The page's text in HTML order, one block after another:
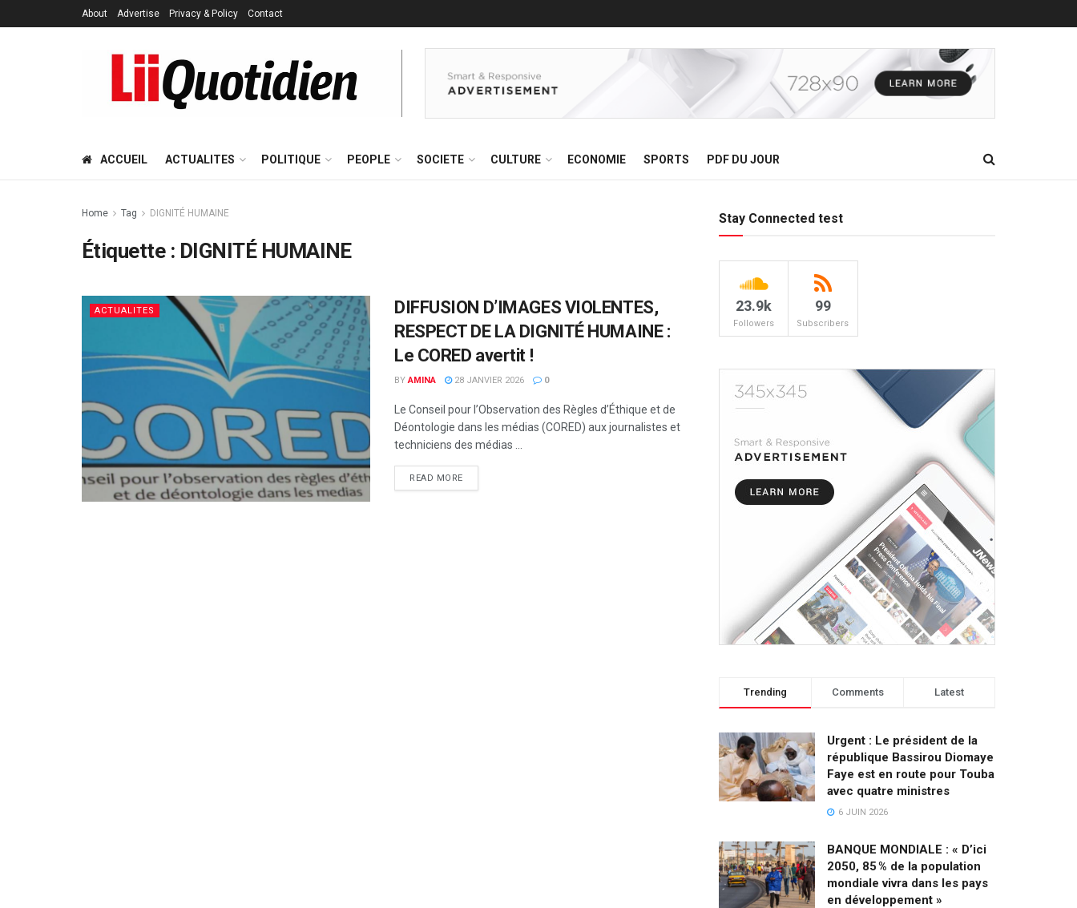
About Advertise Privacy & Policy Contact
ACCUEIL ACTUALITES POLITIQUE PEOPLE SOCIETE CULTURE ECONOMIE SPORTS PDF DU JOUR
Home Tag DIGNITÉ HUMAINE
Étiquette : DIGNITÉ HUMAINE
ACTUALITES
DIFFUSION D’IMAGES VIOLENTES,
RESPECT DE LA DIGNITÉ HUMAINE :
Le CORED avertit !
BY AMINA 28 JANVIER 2026 0
Le Conseil pour l’Observation des Règles d’Éthique et de
Déontologie dans les médias (CORED) aux journalistes et
techniciens des médias ...
READ MORE
Stay Connected test
23.9k
Followers
99
Subscribers
Trending Comments Latest
Urgent : Le président de la
république Bassirou Diomaye
Faye est en route pour Touba
avec quatre ministres
6 JUIN 2026
BANQUE MONDIALE : « D’ici
2050, 85 % de la population
mondiale vivra dans les pays
en développement »